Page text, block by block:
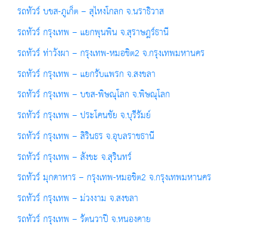
รถทัวร์ บขส-ภูเก็ต – สุไหงโกลก จ.นราธิวาส
รถทัวร์ กรุงเทพ – แยกพุนพิน จ.สุราษฎร์ธานี
รถทัวร์ ท่าวังผา – กรุงเทพ-หมอชิต2 จ.กรุงเทพมหานคร
รถทัวร์ กรุงเทพ – แยกรับแพรก จ.สงขลา
รถทัวร์ กรุงเทพ – บขส-พิษณุโลก จ.พิษณุโลก
รถทัวร์ กรุงเทพ – ประโคนชัย จ.บุรีรัมย์
รถทัวร์ กรุงเทพ – สิรินธร จ.อุบลราชธานี
รถทัวร์ กรุงเทพ – สังขะ จ.สุรินทร์
รถทัวร์ มุกดาหาร – กรุงเทพ-หมอชิต2 จ.กรุงเทพมหานคร
รถทัวร์ กรุงเทพ – ม่วงงาม จ.สงขลา
รถทัวร์ กรุงเทพ – รัตนวาปี จ.หนองคาย